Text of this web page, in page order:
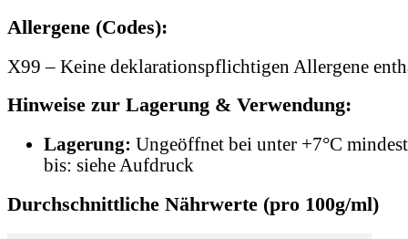
Allergene (Codes):
X99 – Keine deklarationspflichtigen Allergene
Hinweise zur Lagerung & Verwendung:
Lagerung: Ungeöffnet bei unter +7°C
bis: siehe Aufdruck
Durchschnittliche Nährwerte (pro 100g/ml)